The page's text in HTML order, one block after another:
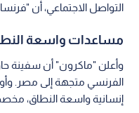
التواصل الاجتماعي، أن
مساعدات واسعة
وأعلن "ماكرون" أن سفينة
الفرنسي متجهة إلى مصر.
إنسانية واسعة النطاق،